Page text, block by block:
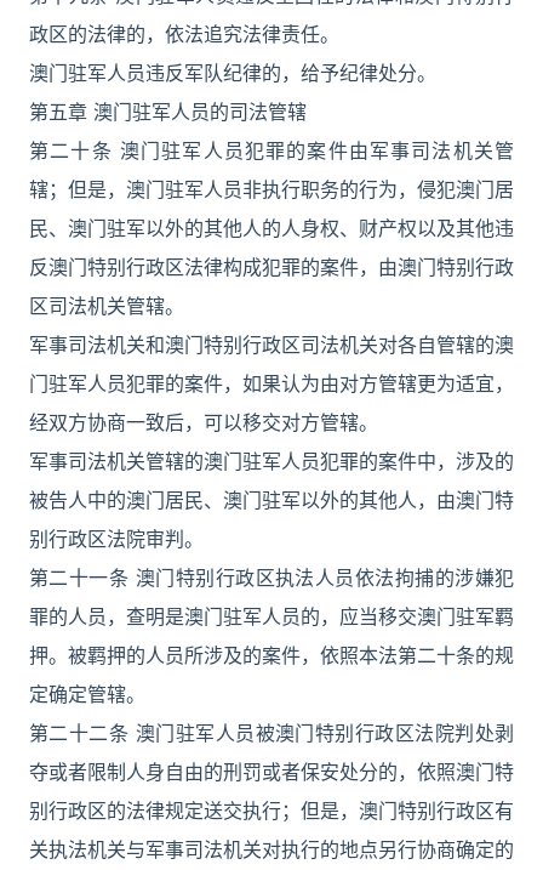
政区的法律的，依法追究法律责任。
澳门驻军人员违反军队纪律的，给予纪律处分。
第五章 澳门驻军人员的司法管辖
第二十条 澳门驻军人员犯罪的案件由军事司法机关管
辖；但是，澳门驻军人员非执行职务的行为，侵犯澳门居
民、澳门驻军以外的其他人的人身权、财产权以及其他违
反澳门特别行政区法律构成犯罪的案件，由澳门特别行政
区司法机关管辖。
军事司法机关和澳门特别行政区司法机关对各自管辖的澳
门驻军人员犯罪的案件，如果认为由对方管辖更为适宜，
经双方协商一致后，可以移交对方管辖。
军事司法机关管辖的澳门驻军人员犯罪的案件中，涉及的
被告人中的澳门居民、澳门驻军以外的其他人，由澳门特
别行政区法院审判。
第二十一条 澳门特别行政区执法人员依法拘捕的涉嫌犯
罪的人员，查明是澳门驻军人员的，应当移交澳门驻军羁
押。被羁押的人员所涉及的案件，依照本法第二十条的规
定确定管辖。
第二十二条 澳门驻军人员被澳门特别行政区法院判处剥
夺或者限制人身自由的刑罚或者保安处分的，依照澳门特
别行政区的法律规定送交执行；但是，澳门特别行政区有
关执法机关与军事司法机关对执行的地点另行协商确定的